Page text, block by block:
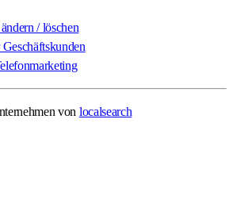
/ löschen
von localsearch